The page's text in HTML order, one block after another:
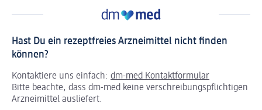
Hast Du ein rezeptfreies Arzneimittel nicht finden
können?
Kontaktiere uns einfach: dm-med Kontaktformular
Bitte beachte, dass dm-med keine verschreibungspflichtigen
Arzneimittel ausliefert.